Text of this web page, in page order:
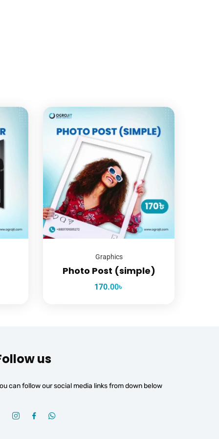
Graphics
Photo Post (simple)
170.00৳
us
can follow our social media links from down below